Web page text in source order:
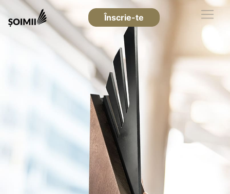
Înscrie-te